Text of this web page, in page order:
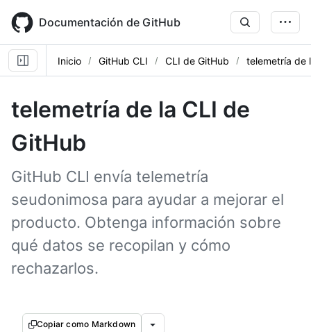
main
content
Documentación de GitHub
Inicio GitHub CLI CLI de GitHub telemetría de
telemetría de la CLI de
GitHub
GitHub CLI envía telemetría
seudonimosa para ayudar a mejorar el
producto. Obtenga información sobre
qué datos se recopilan y cómo
rechazarlos.
Copiar como Markdown